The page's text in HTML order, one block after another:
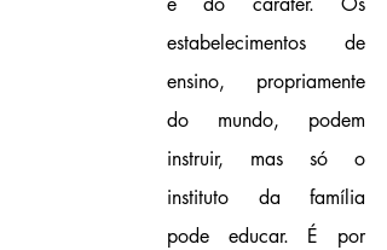
estabelecimentos de
ensino, propriamente
do mundo, podem
instruir, mas só o
instituto da família
pode educar. É por